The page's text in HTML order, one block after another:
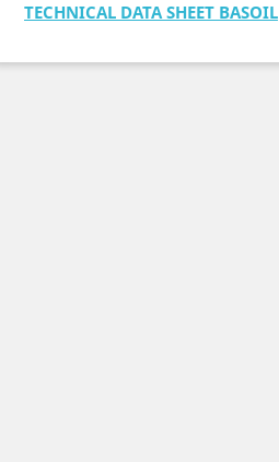
TECHNICAL DATA SHEET BASOIL